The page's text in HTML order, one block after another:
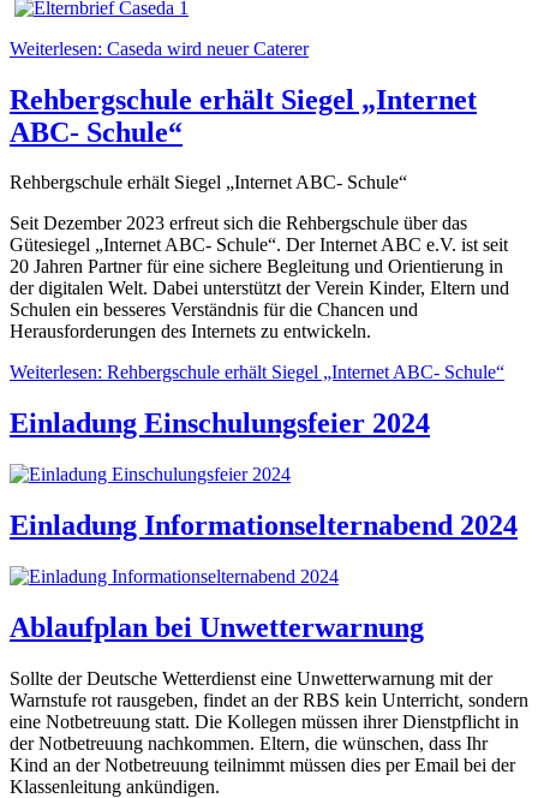
Weiterlesen: Caseda wird neuer Caterer
Rehbergschule erhält Siegel „Internet
ABC- Schule“
Rehbergschule erhält Siegel „Internet ABC- Schule“
Seit Dezember 2023 erfreut sich die Rehbergschule über das
Gütesiegel „Internet ABC- Schule“. Der Internet ABC e.V. ist seit
20 Jahren Partner für eine sichere Begleitung und Orientierung in
der digitalen Welt. Dabei unterstützt der Verein Kinder, Eltern und
Schulen ein besseres Verständnis für die Chancen und
Herausforderungen des Internets zu entwickeln.
Weiterlesen: Rehbergschule erhält Siegel „Internet ABC- Schule“
Einladung Einschulungsfeier 2024
Einladung Informationselternabend 2024
Ablaufplan bei Unwetterwarnung
Sollte der Deutsche Wetterdienst eine Unwetterwarnung mit der
Warnstufe rot rausgeben, findet an der RBS kein Unterricht, sondern
eine Notbetreuung statt. Die Kollegen müssen ihrer Dienstpflicht in
der Notbetreuung nachkommen. Eltern, die wünschen, dass Ihr
Kind an der Notbetreuung teilnimmt müssen dies per Email bei der
Klassenleitung ankündigen.